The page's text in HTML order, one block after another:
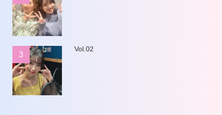
3
Vol.02